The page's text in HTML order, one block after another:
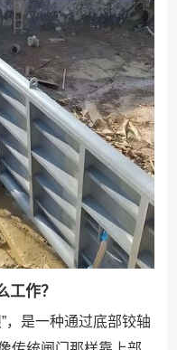
工作？
，是一种通过底部铰轴